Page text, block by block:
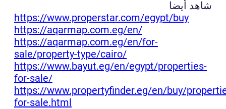
شاهد أيضا
https://www.properstar.com/egypt/buy
https://aqarmap.com.eg/en/
https://aqarmap.com.eg/en/for-
sale/property-type/cairo/
https://www.bayut.eg/en/egypt/properties-
for-sale/
https://www.propertyfinder.eg/en/buy/
for-sale.html